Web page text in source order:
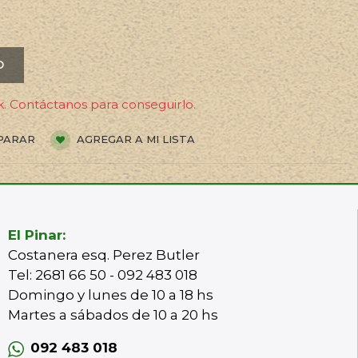
Contáctanos para conseguirlo.
AGREGAR A MI LISTA
El Pinar:
Costanera esq. Perez Butler
Tel: 2681 66 50 - 092 483 018
Domingo y lunes de 10 a 18 hs
Martes a sábados de 10 a 20 hs
092 483 018